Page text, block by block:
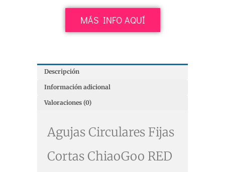
MÁS INFO AQUÍ
Descripción
Información adicional
Valoraciones (0)
Agujas Circulares Fijas
Cortas ChiaoGoo RED